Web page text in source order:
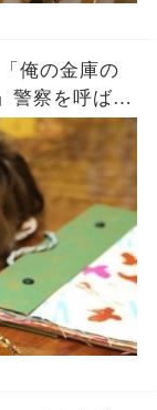
俺の金庫の
警察を呼ばれ
拠動画提出